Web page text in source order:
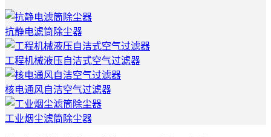
抗静电滤筒除尘器
工程机械液压自洁式空气过滤器
核电通风自洁空气过滤器
工业烟尘滤筒除尘器